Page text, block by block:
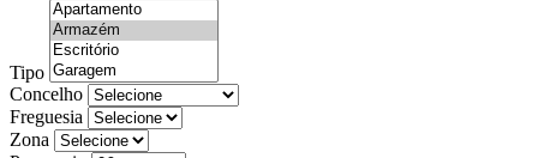
Tipo
Concelho
Freguesia
Zona